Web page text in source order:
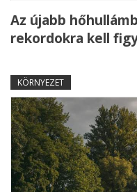
Az újabb
rekordokra kell
KÖRNYEZET